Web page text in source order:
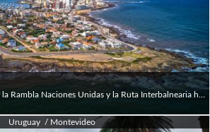
Salimos de Montevideo por la Rambla Naciones Unidas y la Ruta Interbalnearia hasta llegar a Piriápolis, una ciudad costera de estilo europeo donde destaca el Hotel Argentino y las colinas circundantes. Subiremos a la cima del Cerro San Antonio y disfrutaremos de la mejor vista de la zona. Luego continuamos hacia Casapueblo (entrada no incluida), una obra de arte arquitectónica que alguna vez fue el hogar del famoso artista Carlos Paéz Vilaró y hoy en día es un museo y galería de arte reconocidos en todo el mundo. Desde allí, tendremos una vista majestuosa de Punta Ballena y Portezuelo. Continuaremos hacia La Barra de Maldonado y cruzaremos el puente, famoso por su arquitectura ondulante. Regresamos a la península para recorrer la playa Brava. Podrás disfrutar de tiempo libre para almorzar y realizar actividades de ocio en el área del puerto y el centro de la península. PARADAS ESTABLECIDAS: Cerro San Antonio (Piriápolis) // Casapueblo // Puente Ondulado // Barrios residenciales // Playa Mansa // Playa Brava.
Uruguay / Montevideo